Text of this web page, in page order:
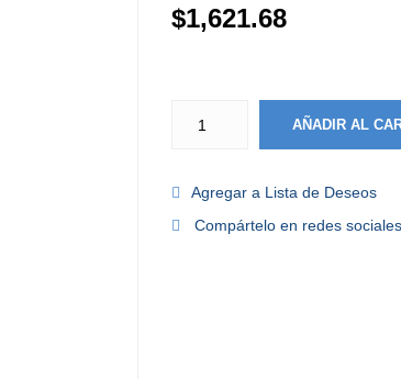
$1,621.68
AÑADIR AL
Agregar a Lista de Deseos
Compártelo en redes sociales